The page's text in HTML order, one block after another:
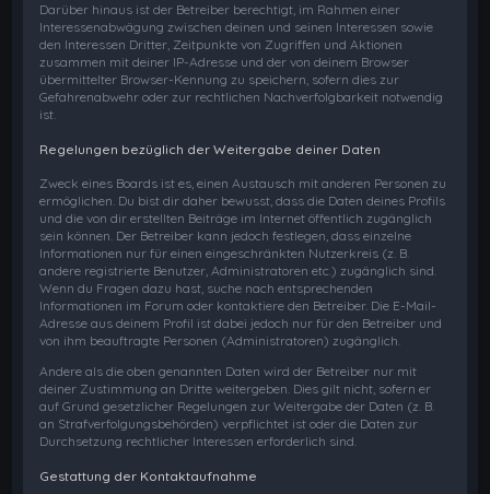
Darüber hinaus ist der Betreiber berechtigt, im Rahmen einer
Interessenabwägung zwischen deinen und seinen Interessen sowie
den Interessen Dritter, Zeitpunkte von Zugriffen und Aktionen
zusammen mit deiner IP-Adresse und der von deinem Browser
übermittelter Browser-Kennung zu speichern, sofern dies zur
Gefahrenabwehr oder zur rechtlichen Nachverfolgbarkeit notwendig
ist.
Regelungen bezüglich der Weitergabe deiner Daten
Zweck eines Boards ist es, einen Austausch mit anderen Personen zu
ermöglichen. Du bist dir daher bewusst, dass die Daten deines Profils
und die von dir erstellten Beiträge im Internet öffentlich zugänglich
sein können. Der Betreiber kann jedoch festlegen, dass einzelne
Informationen nur für einen eingeschränkten Nutzerkreis (z. B.
andere registrierte Benutzer, Administratoren etc.) zugänglich sind.
Wenn du Fragen dazu hast, suche nach entsprechenden
Informationen im Forum oder kontaktiere den Betreiber. Die E-Mail-
Adresse aus deinem Profil ist dabei jedoch nur für den Betreiber und
von ihm beauftragte Personen (Administratoren) zugänglich.
Andere als die oben genannten Daten wird der Betreiber nur mit
deiner Zustimmung an Dritte weitergeben. Dies gilt nicht, sofern er
auf Grund gesetzlicher Regelungen zur Weitergabe der Daten (z. B.
an Strafverfolgungsbehörden) verpflichtet ist oder die Daten zur
Durchsetzung rechtlicher Interessen erforderlich sind.
Gestattung der Kontaktaufnahme